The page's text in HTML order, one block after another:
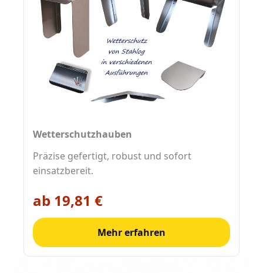
Wetterschutzhauben
Präzise gefertigt, robust und sofort
einsatzbereit.
ab 19,81 €
Mehr erfahren